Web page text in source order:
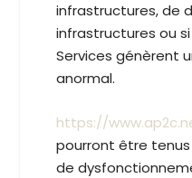
infrastructures, de
infrastructures ou
Services génèrent
anormal.
https://
pourront être
de